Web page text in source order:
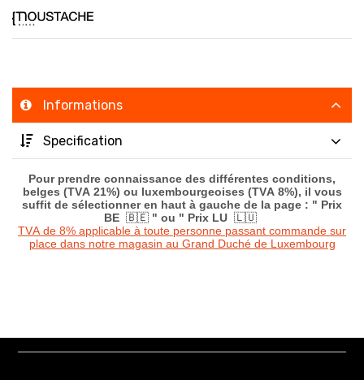
Informations
Specification
Pour prendre connaissance des différentes conditions,
belges (TVA 21%) ou luxembourgeoises (TVA 8%), il vous
suffit de sélectionner en haut à gauche de la page : " Prix
BE 🇧🇪 " ou " Prix LU 🇱🇺
TVA de 8% applicable à toute personne passant commande sur
place dans notre magasin au Grand Duché de Luxembourg